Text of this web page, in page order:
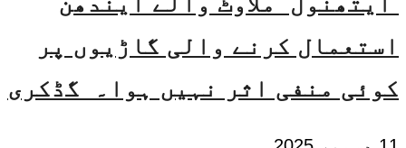
استعمال کرنے والی گاڑیوں پر
کوئی منفی اثر نہیں ہوا۔ گڈکری